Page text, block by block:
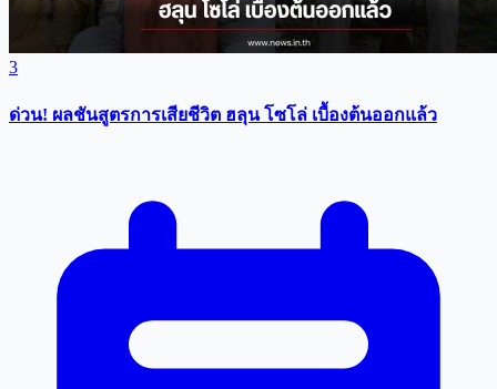
3
ด่วน! ผลชันสูตรการเสียชีวิต ฮลุน โซโล่ เบื้องต้นออกแล้ว